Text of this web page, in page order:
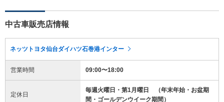
中古車販売店情報
ネッツトヨタ仙台ダイハツ石巻港インター
営業時間 09:00〜18:00
定休日
毎週火曜日・第1月曜日 （年末年始・お盆期
間・ゴールデンウイーク期間）